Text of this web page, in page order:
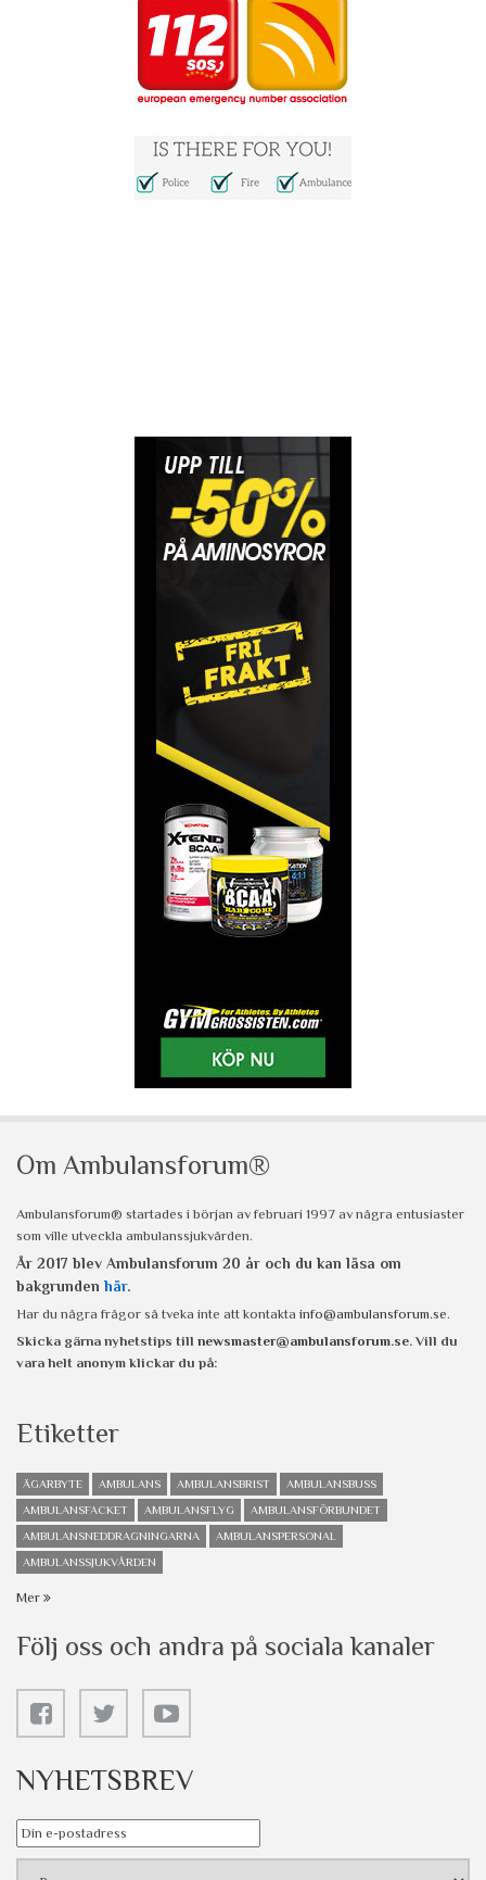
Om Ambulansforum®
Ambulansforum® startades i början av februari 1997 av några entusiaster
som ville utveckla ambulanssjukvården.
År 2017 blev Ambulansforum 20 år och du kan läsa om
bakgrunden här.
Har du några frågor så tveka inte att kontakta info@ambulansforum.se.
Skicka gärna nyhetstips till newsmaster@ambulansforum.se. Vill du
vara helt anonym klickar du på:
Etiketter
ÄGARBYTE AMBULANS AMBULANSBRIST
AMBULANSBUSS
AMBULANSFACKET
AMBULANSFLYG
AMBULANSFÖRBUNDET
AMBULANSNEDDRAGNINGARNA
AMBULANSPERSONAL
AMBULANSSJUKVÅRDEN
Mer
Följ oss och andra på sociala kanaler
NYHETSBREV